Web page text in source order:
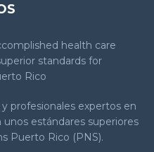
health care
standards for
Rico
profesionales expertos en
unos estándares superiores
Puerto Rico (PNS).